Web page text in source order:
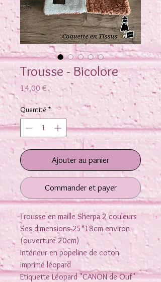
Trousse - Bicolore
14,00 €Prix
Quantité *
Ajouter au panier
Commander et payer
Trousse en maille Sherpa 2 couleurs
Ses dimensions 25*18cm environ
(ouverture 20cm)
Intérieur en popeline de coton
imprimé léopard
Etiquette Léopard "CANON de Ouf"